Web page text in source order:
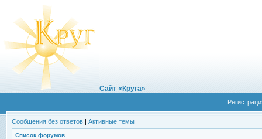
Сайт «Круга»
Сообщения без ответов | Активные темы
Список форумов